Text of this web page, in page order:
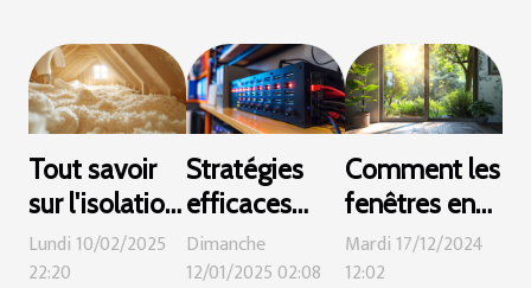
Tout savoir
sur l'isolation
des combles
avec la
Lundi 10/02/2025
22:20
Stratégies
efficaces
pour
minimiser les
Dimanche
12/01/2025 02:08
Comment les
fenêtres en
aluminium
optimisent-
Mardi 17/12/2024
12:02